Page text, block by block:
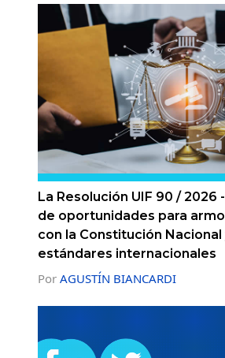
La Resolución UIF 90 / 2026
de oportunidades para
con la Constitución Nacional
estándares internacionales
Por AGUSTÍN BIANCARDI